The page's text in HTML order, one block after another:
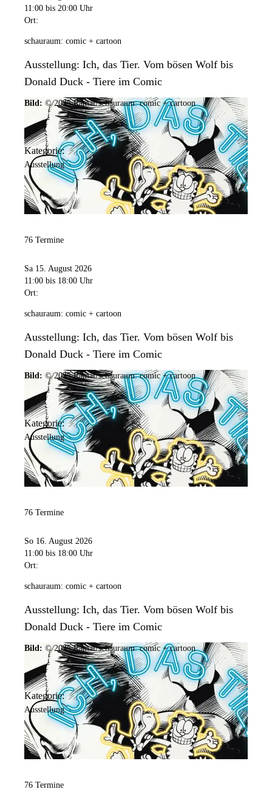
11:00 bis 20:00 Uhr
Ort:
schauraum: comic + cartoon
Ausstellung: Ich, das Tier. Vom bösen Wolf bis
Donald Duck - Tiere im Comic
Bild: © 2025 Ramar/schauraum: comic + cartoon
Kategorie:
Ausstellung
76 Termine
Sa 15. August 2026
11:00 bis 18:00 Uhr
Ort:
schauraum: comic + cartoon
Ausstellung: Ich, das Tier. Vom bösen Wolf bis
Donald Duck - Tiere im Comic
Bild: © 2025 Ramar/schauraum: comic + cartoon
Kategorie:
Ausstellung
76 Termine
So 16. August 2026
11:00 bis 18:00 Uhr
Ort:
schauraum: comic + cartoon
Ausstellung: Ich, das Tier. Vom bösen Wolf bis
Donald Duck - Tiere im Comic
Bild: © 2025 Ramar/schauraum: comic + cartoon
Kategorie:
Ausstellung
76 Termine